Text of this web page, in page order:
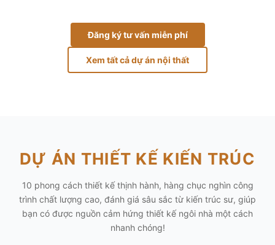
Đăng ký tư vấn miễn phí
Xem tất cả dự án nội thất
DỰ ÁN THIẾT KẾ KIẾN TRÚC
10 phong cách thiết kế thịnh hành, hàng chục nghìn công
trình chất lượng cao, đánh giá sâu sắc từ kiến trúc sư, giúp
bạn có được nguồn cảm hứng thiết kế ngôi nhà một cách
nhanh chóng!